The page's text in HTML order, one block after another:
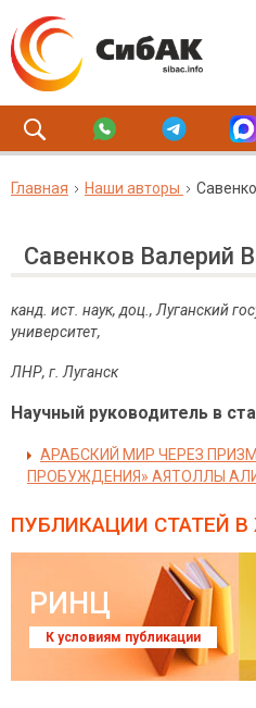
Главная Наши авторы
Савенков Валерий
канд. ист. наук, доц., Луганский
университет,
ЛНР, г. Луганск
Научный руководитель в
АРАБСКИЙ МИР ЧЕРЕЗ
ПРОБУЖДЕНИЯ» АЯТОЛЛЫ
ПУБЛИКАЦИИ СТАТЕЙ В
РИНЦ
К условиям публикации